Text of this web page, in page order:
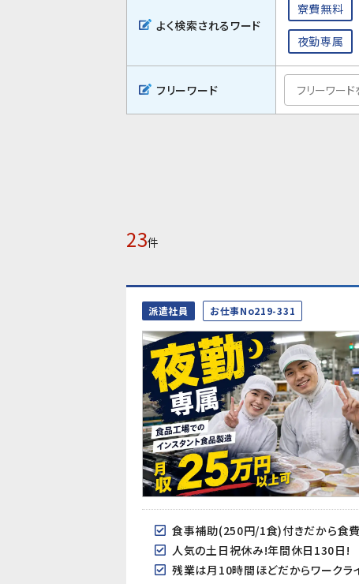
よく検索されるワード
寮費無料
夜勤専属
フリーワード
23件
派遣社員 お仕事No219-331
食事補助(250円/1食)付きだから食
人気の土日祝休み!年間休日130日!
残業は月10時間ほどだからワークラ